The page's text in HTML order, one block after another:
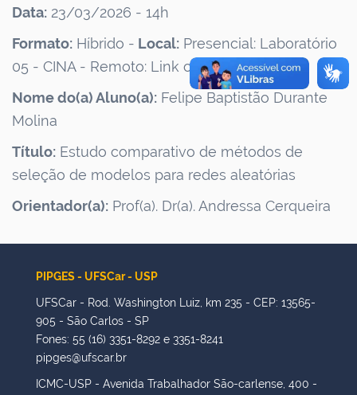
Data: 23/03/2026 - 14h
Formato: Híbrido - Local: Presencial: Laboratório
05 - CINA - Remoto: Link com a orientadora
Nome do(a) Aluno(a): Felipe Baptistão Durante
Molina
Título: Estudo comparativo de métodos de
seleção de modelos para redes aleatórias
Orientador(a): Prof(a). Dr(a). Andressa Cerqueira
PIPGES - UFSCar - USP
UFSCar - Rod. Washington Luiz, km 235 - CEP: 13565-
905 - São Carlos - SP
Fones: 55 (16) 3351-8292 e 3351-8241
pipges@ufscar.br
ICMC-USP - Avenida Trabalhador São-carlense, 400 -